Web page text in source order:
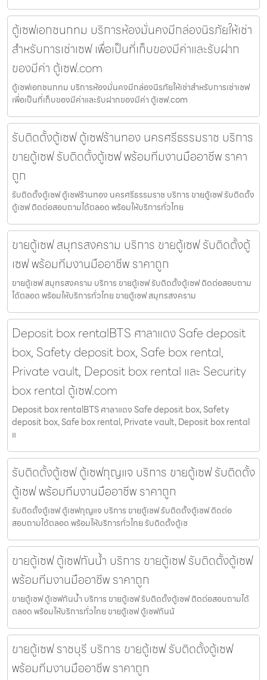
ตู้เซฟเอกชนกทม บริการห้องมั่นคงมีกล่องนิรภัยให้เช่า
สำหรับการเช่าเซฟ เพื่อเป็นที่เก็บของมีค่าและรับฝาก
ของมีค่า ตู้เซฟ.com
ตู้เซฟเอกชนกทม บริการห้องมั่นคงมีกล่องนิรภัยให้เช่าสำหรับการเช่าเซฟ
เพื่อเป็นที่เก็บของมีค่าและรับฝากของมีค่า ตู้เซฟ.com
รับติดตั้งตู้เซฟ ตู้เซฟร้านทอง นครศรีธรรมราช บริการ
ขายตู้เซฟ รับติดตั้งตู้เซฟ พร้อมทีมงานมืออาชีพ ราคา
ถูก
รับติดตั้งตู้เซฟ ตู้เซฟร้านทอง นครศรีธรรมราช บริการ ขายตู้เซฟ รับติดตั้ง
ตู้เซฟ ติดต่อสอบถามได้ตลอด พร้อมให้บริการทั่วไทย
ขายตู้เซฟ สมุทรสงคราม บริการ ขายตู้เซฟ รับติดตั้งตู้
เซฟ พร้อมทีมงานมืออาชีพ ราคาถูก
ขายตู้เซฟ สมุทรสงคราม บริการ ขายตู้เซฟ รับติดตั้งตู้เซฟ ติดต่อสอบถาม
ได้ตลอด พร้อมให้บริการทั่วไทย ขายตู้เซฟ สมุทรสงคราม
Deposit box rentalBTS ศาลาแดง Safe deposit
box, Safety deposit box, Safe box rental,
Private vault, Deposit box rental และ Security
box rental ตู้เซฟ.com
Deposit box rentalBTS ศาลาแดง Safe deposit box, Safety
deposit box, Safe box rental, Private vault, Deposit box rental
แ
รับติดตั้งตู้เซฟ ตู้เซฟกุญแจ บริการ ขายตู้เซฟ รับติดตั้ง
ตู้เซฟ พร้อมทีมงานมืออาชีพ ราคาถูก
รับติดตั้งตู้เซฟ ตู้เซฟกุญแจ บริการ ขายตู้เซฟ รับติดตั้งตู้เซฟ ติดต่อ
สอบถามได้ตลอด พร้อมให้บริการทั่วไทย รับติดตั้งตู้เซ
ขายตู้เซฟ ตู้เซฟกันน้ำ บริการ ขายตู้เซฟ รับติดตั้งตู้เซฟ
พร้อมทีมงานมืออาชีพ ราคาถูก
ขายตู้เซฟ ตู้เซฟกันน้ำ บริการ ขายตู้เซฟ รับติดตั้งตู้เซฟ ติดต่อสอบถามได้
ตลอด พร้อมให้บริการทั่วไทย ขายตู้เซฟ ตู้เซฟกันน้
ขายตู้เซฟ ราชบุรี บริการ ขายตู้เซฟ รับติดตั้งตู้เซฟ
พร้อมทีมงานมืออาชีพ ราคาถูก